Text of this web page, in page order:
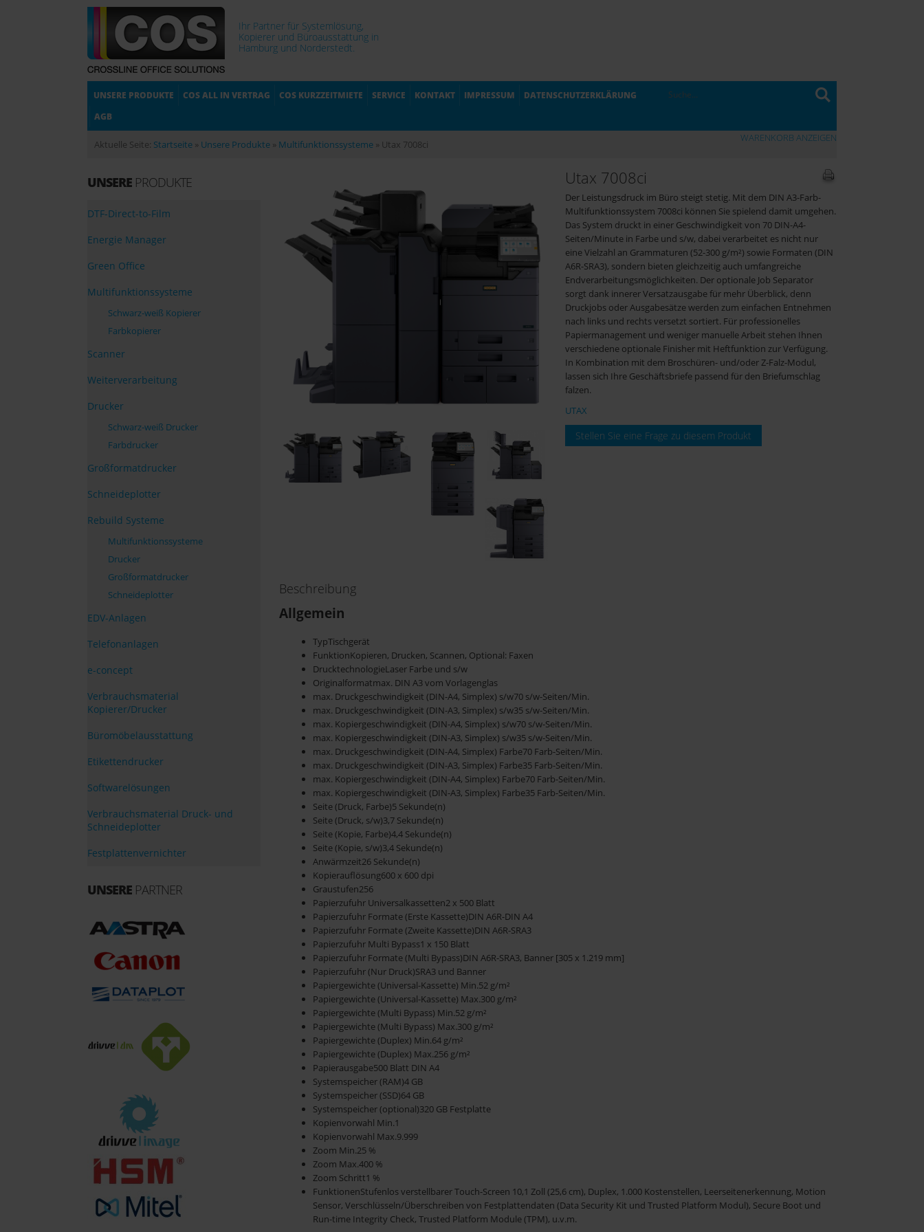
Ihr Partner für Systemlösung,
Kopierer und Büroausstattung in
Hamburg und Norderstedt.
UNSERE PRODUKTE COS ALL IN VERTRAG COS KURZZEITMIETE SERVICE KONTAKT IMPRESSUM
DATENSCHUTZERKLÄRUNG
AGB
Aktuelle Seite: Startseite » Unsere Produkte » Multifunktionssysteme » Utax 7008ci
WARENKORB ANZEIGEN
UNSERE PRODUKTE
DTF-Direct-to-Film
Energie Manager
Green Office
Multifunktionssysteme
Schwarz-weiß Kopierer
Farbkopierer
Scanner
Weiterverarbeitung
Drucker
Schwarz-weiß Drucker
Farbdrucker
Großformatdrucker
Schneideplotter
Rebuild Systeme
Multifunktionssysteme
Drucker
Großformatdrucker
Schneideplotter
EDV-Anlagen
Telefonanlagen
e-concept
Verbrauchsmaterial
Kopierer/Drucker
Büromöbelausstattung
Etikettendrucker
Softwarelösungen
Verbrauchsmaterial Druck- und
Schneideplotter
Festplattenvernichter
UNSERE PARTNER
Utax 7008ci
Der Leistungsdruck im Büro steigt stetig. Mit dem DIN A3-Farb-
Multifunktionssystem 7008ci können Sie spielend damit umgehen.
Das System druckt in einer Geschwindigkeit von 70 DIN-A4-
Seiten/Minute in Farbe und s/w, dabei verarbeitet es nicht nur
eine Vielzahl an Grammaturen (52-300 g/m²) sowie Formaten (DIN
A6R-SRA3), sondern bieten gleichzeitig auch umfangreiche
Endverarbeitungsmöglichkeiten. Der optionale Job Separator
sorgt dank innerer Versatzausgabe für mehr Überblick, denn
Druckjobs oder Ausgabesätze werden zum einfachen Entnehmen
nach links und rechts versetzt sortiert. Für professionelles
Papiermanagement und weniger manuelle Arbeit stehen Ihnen
verschiedene optionale Finisher mit Heftfunktion zur Verfügung.
In Kombination mit dem Broschüren- und/oder Z-Falz-Modul,
lassen sich Ihre Geschäftsbriefe passend für den Briefumschlag
falzen.
UTAX
Stellen Sie eine Frage zu diesem Produkt
Beschreibung
Allgemein
TypTischgerät
FunktionKopieren, Drucken, Scannen, Optional: Faxen
DrucktechnologieLaser Farbe und s/w
Originalformatmax. DIN A3 vom Vorlagenglas
max. Druckgeschwindigkeit (DIN-A4, Simplex) s/w70 s/w-Seiten/Min.
max. Druckgeschwindigkeit (DIN-A3, Simplex) s/w35 s/w-Seiten/Min.
max. Kopiergeschwindigkeit (DIN-A4, Simplex) s/w70 s/w-Seiten/Min.
max. Kopiergeschwindigkeit (DIN-A3, Simplex) s/w35 s/w-Seiten/Min.
max. Druckgeschwindigkeit (DIN-A4, Simplex) Farbe70 Farb-Seiten/Min.
max. Druckgeschwindigkeit (DIN-A3, Simplex) Farbe35 Farb-Seiten/Min.
max. Kopiergeschwindigkeit (DIN-A4, Simplex) Farbe70 Farb-Seiten/Min.
max. Kopiergeschwindigkeit (DIN-A3, Simplex) Farbe35 Farb-Seiten/Min.
Seite (Druck, Farbe)5 Sekunde(n)
Seite (Druck, s/w)3,7 Sekunde(n)
Seite (Kopie, Farbe)4,4 Sekunde(n)
Seite (Kopie, s/w)3,4 Sekunde(n)
Anwärmzeit26 Sekunde(n)
Kopierauflösung600 x 600 dpi
Graustufen256
Papierzufuhr Universalkassetten2 x 500 Blatt
Papierzufuhr Formate (Erste Kassette)DIN A6R-DIN A4
Papierzufuhr Formate (Zweite Kassette)DIN A6R-SRA3
Papierzufuhr Multi Bypass1 x 150 Blatt
Papierzufuhr Formate (Multi Bypass)DIN A6R-SRA3, Banner [305 x 1.219 mm]
Papierzufuhr (Nur Druck)SRA3 und Banner
Papiergewichte (Universal-Kassette) Min.52 g/m²
Papiergewichte (Universal-Kassette) Max.300 g/m²
Papiergewichte (Multi Bypass) Min.52 g/m²
Papiergewichte (Multi Bypass) Max.300 g/m²
Papiergewichte (Duplex) Min.64 g/m²
Papiergewichte (Duplex) Max.256 g/m²
Papierausgabe500 Blatt DIN A4
Systemspeicher (RAM)4 GB
Systemspeicher (SSD)64 GB
Systemspeicher (optional)320 GB Festplatte
Kopienvorwahl Min.1
Kopienvorwahl Max.9.999
Zoom Min.25 %
Zoom Max.400 %
Zoom Schritt1 %
FunktionenStufenlos verstellbarer Touch-Screen 10,1 Zoll (25,6 cm), Duplex, 1.000 Kostenstellen, Leerseitenerkennung, Motion
Sensor, Verschlüsseln/Überschreiben von Festplattendaten (Data Security Kit und Trusted Platform Modul), Secure Boot und
Run-time Integrity Check, Trusted Platform Module (TPM), u.v.m.